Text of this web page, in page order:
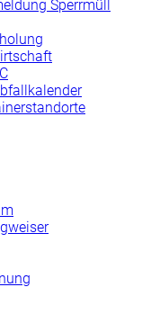
Sperrmüll